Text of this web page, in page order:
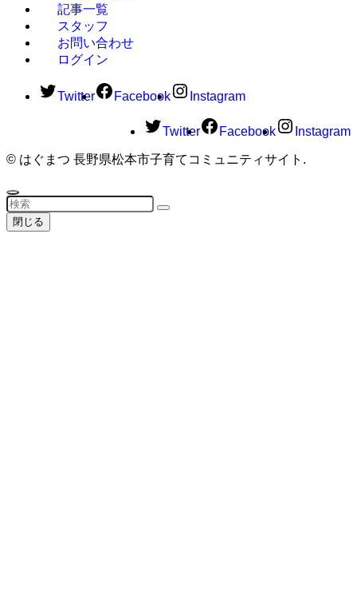
記事一覧
スタッフ
お問い合わせ
ログイン
Twitter Facebook Instagram
Twitter Facebook Instagram
© はぐまつ 長野県松本市子育てコミュニティサイト.
閉じる